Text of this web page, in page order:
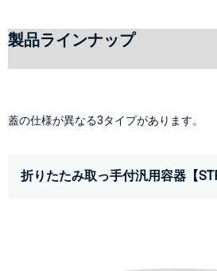
製品ラインナップ
蓋の仕様が異なる3タイプがあります。
折りたたみ取っ手付汎用容器【STF